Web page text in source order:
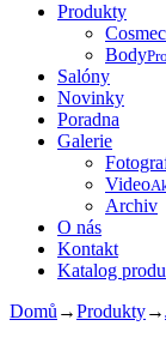
Produkty
Body
Salóny
Novinky
Poradna
Galerie
Video
Archiv
O nás
Kontakt
Katalog
Domů →Produkty→